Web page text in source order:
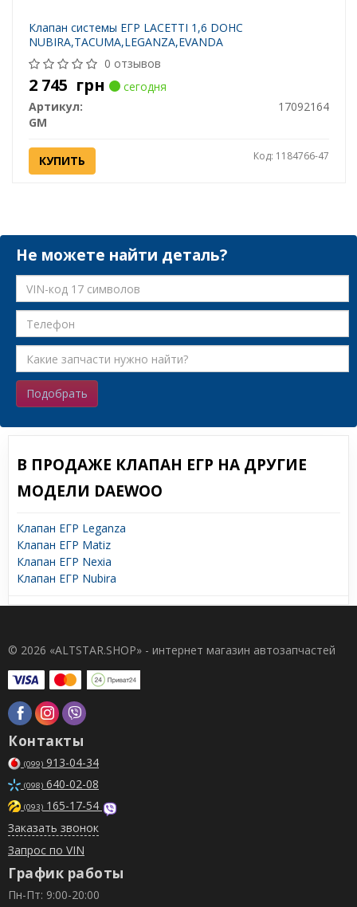
Клапан системы ЕГР LACETTI 1,6 DOHC
NUBIRA,TACUMA,LEGANZA,EVANDA
0 отзывов
2 745 грн
сегодня
Артикул:
17092164
GM
КУПИТЬ Код: 1184766-47
Не можете найти деталь?
Подобрать
В ПРОДАЖЕ КЛАПАН ЕГР НА ДРУГИЕ
МОДЕЛИ DAEWOO
Клапан ЕГР Leganza
Клапан ЕГР Matiz
Клапан ЕГР Nexia
Клапан ЕГР Nubira
© 2026 «ALTSTAR.SHOP» - интернет магазин автозапчастей
Контакты
(099) 913-04-34
(098) 640-02-08
(093) 165-17-54
Заказать звонок
Запрос по VIN
График работы
Пн-Пт: 9:00-20:00